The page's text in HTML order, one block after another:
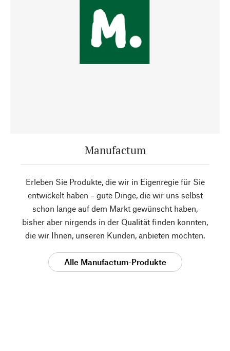
Manufactum
Erleben Sie Produkte, die wir in Eigenregie für Sie
entwickelt haben – gute Dinge, die wir uns selbst
schon lange auf dem Markt gewünscht haben,
bisher aber nirgends in der Qualität finden konnten,
die wir Ihnen, unseren Kunden, anbieten möchten.
Alle Manufactum-Produkte